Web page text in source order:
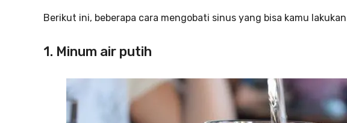
Berikut ini, beberapa cara mengobati sinus yang bisa kamu
1. Minum air putih